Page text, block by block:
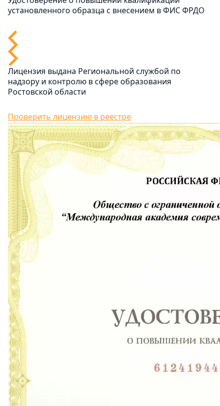
установленного образца с внесением в ФИС ФРДО
Лицензия выдана Региональной службой по
надзору и контролю в сфере образования
Ростовской области
Проверить лицензию в реестре